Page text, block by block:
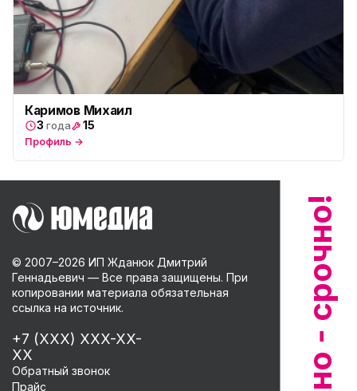
Каримов Михаил
3 года 15
Профиль →
© 2007–2026 ИП Жданюк Дмитрий
Геннадьевич — Все права защищены. При
копировании материала обязательная
ссылка на источник.
+7 (XXX) XXX-XX-
XX
Обратный звонок
Прайс